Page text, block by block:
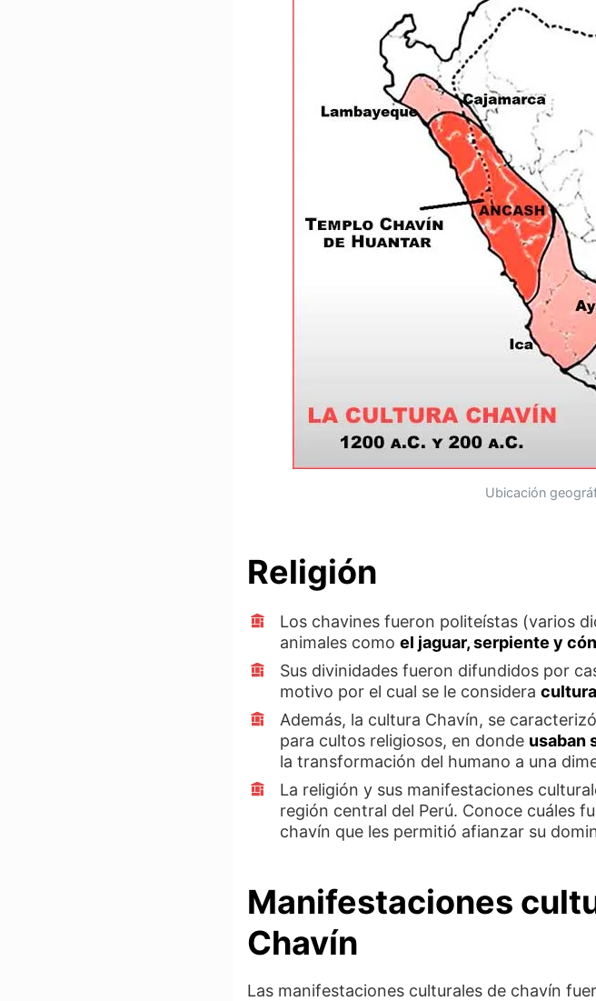
Ubicación
Religión
Los chavines fueron politeístas (varios
animales como el jaguar, serpiente y
Sus divinidades fueron difundidos por
motivo por el cual se le considera
Además, la cultura Chavín, se
para cultos religiosos, en donde usaban
la transformación del humano a una
La religión y sus manifestaciones
región central del Perú. Conoce cuáles
chavín que les permitió afianzar su
Manifestaciones
Chavín
Las manifestaciones culturales de chavín